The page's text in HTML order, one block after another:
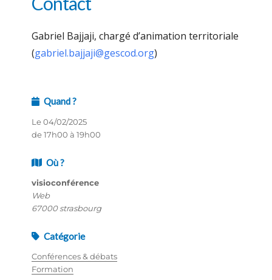
Gabriel Bajjaji, chargé d’animation territoriale
(gabriel.bajjaji@gescod.org)
Quand ?
Le 04/02/2025
de 17h00 à 19h00
Où ?
visioconférence
Web
67000 strasbourg
Catégorie
Conférences & débats
Formation